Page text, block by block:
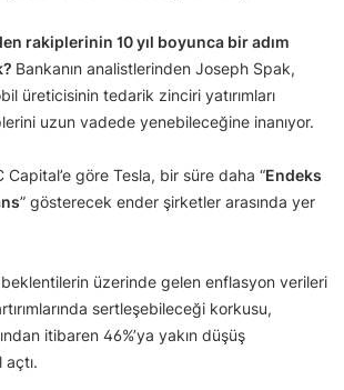
rakiplerinin 10 yıl boyunca bir adım
Bankanın analistlerinden Joseph Spak,
üreticisinin tedarik zinciri yatırımları
uzun vadede yenebileceğine inanıyor.
Capital’e göre Tesla, bir süre daha “Endeks
” gösterecek ender şirketler arasında yer
üzerinde gelen enflasyon verileri
sertleşebileceği korkusu,
itibaren 46%’ya yakın düşüş
açtı.